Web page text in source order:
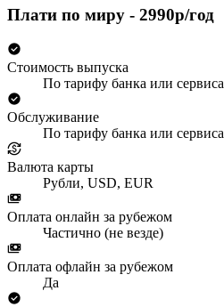
Плати по миру - 2990р/год
Стоимость выпуска
По тарифу банка или сервиса
Обслуживание
По тарифу банка или сервиса
Валюта карты
Рубли, USD, EUR
Оплата онлайн за рубежом
Частично (не везде)
Оплата офлайн за рубежом
Да